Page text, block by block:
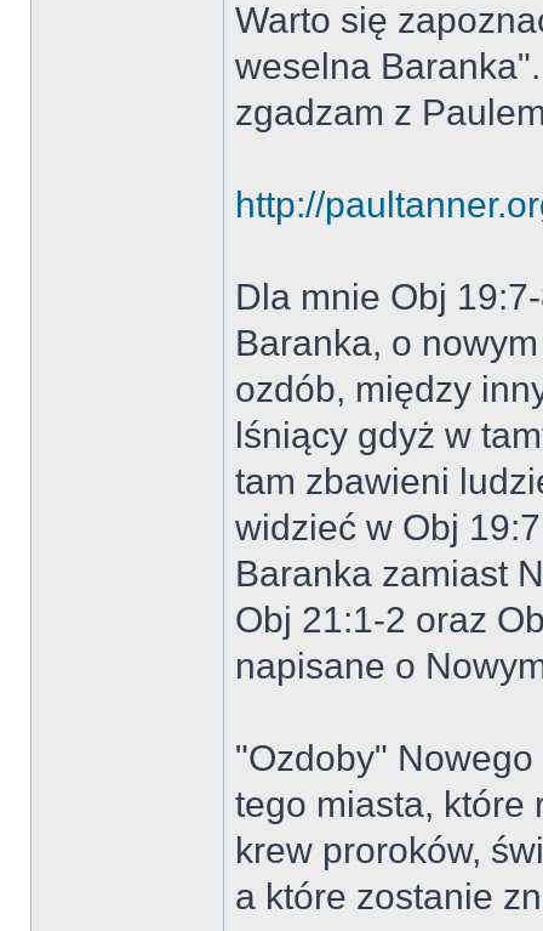
Warto się
weselna
zgadzam z
http://
Dla mnie Obj
Baranka, o
ozdób, między
lśniący gdyż w
tam zbawieni
widzieć w Obj
Baranka zamiast
Obj 21:1-2 oraz
napisane o
"Ozdoby"
tego miasta, które
krew proroków,
a które zostanie